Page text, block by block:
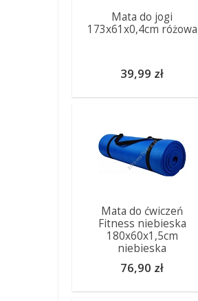
Mata do jogi
173x61x0,4cm różowa
39,99 zł
Mata do ćwiczeń
Fitness niebieska
180x60x1,5cm
niebieska
76,90 zł